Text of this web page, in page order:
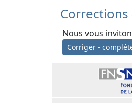
Nous vous
Corriger -